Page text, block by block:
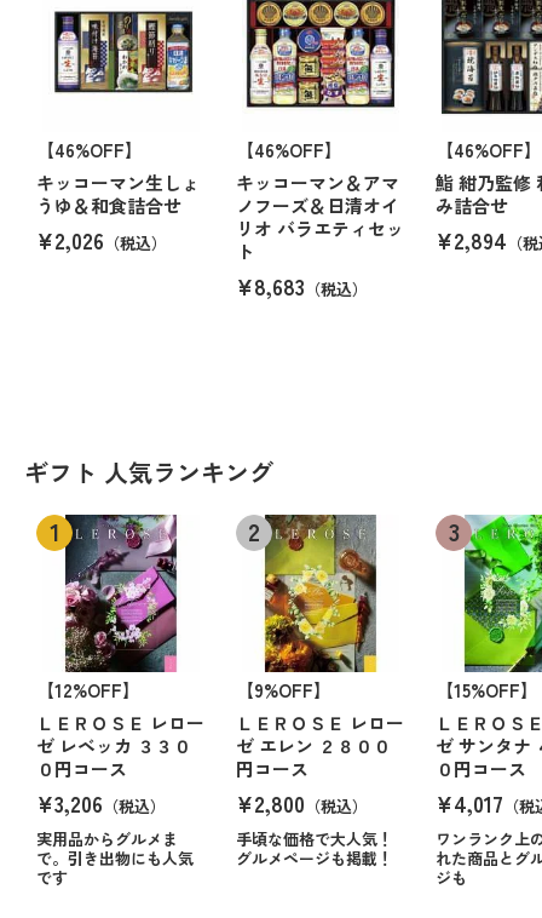
【46%OFF】
キッコーマン生しょ
うゆ＆和食詰合せ
¥2,026 （税込）
【46%OFF】
キッコーマン＆アマ
ノフーズ＆日清オイ
リオ バラエティセッ
ト
¥8,683 （税込）
【46%OFF】
鮨 紺乃監修
み詰合せ
¥2,894 （
ギフト 人気ランキング
【12%OFF】
ＬＥＲＯＳＥ レロー
ゼ レベッカ ３３０
０円コース
¥3,206 （税込）
実用品からグルメま
で。引き出物にも人気
です
【9%OFF】
ＬＥＲＯＳＥ レロー
ゼ エレン ２８００
円コース
¥2,800 （税込）
手頃な価格で大人気！
グルメページも掲載！
【15%OFF】
ＬＥＲＯＳ
ゼ サンタナ
０円コース
¥4,017 （
ワンランク上
れた商品とグ
ジも